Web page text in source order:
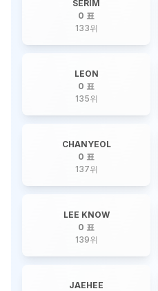
SERIM
0 표
133위
LEON
0 표
135위
CHANYEOL
0 표
137위
LEE KNOW
0 표
139위
JAEHEE